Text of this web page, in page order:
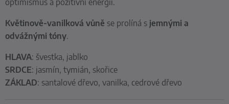
Květinově-vanilková vůně se prolíná s jemnými a
odvážnými tóny.
HLAVA: švestka, jablko
SRDCE: jasmín, tymián, skořice
ZÁKLAD: santalové dřevo, vanilka, cedrové dřevo